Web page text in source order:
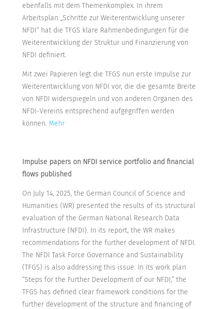
ebenfalls mit dem Themenkomplex. In ihrem
Arbeitsplan „Schritte zur Weiterentwicklung unserer
NFDI“ hat die TFGS klare Rahmenbedingungen für die
Weiterentwicklung der Struktur und Finanzierung von
NFDI definiert.
Mit zwei Papieren legt die TFGS nun erste Impulse zur
Weiterentwicklung von NFDI vor, die die gesamte Breite
von NFDI widerspiegeln und von anderen Organen des
NFDI-Vereins entsprechend aufgegriffen werden
können. Mehr
Impulse papers on NFDI service portfolio and financial
flows published
On July 14, 2025, the German Council of Science and
Humanities (WR) presented the results of its structural
evaluation of the German National Research Data
Infrastructure (NFDI). In its report, the WR makes
recommendations for the further development of NFDI.
The NFDI Task Force Governance and Sustainability
(TFGS) is also addressing this issue. In its work plan
“Steps for the Further Development of our NFDI,” the
TFGS has defined clear framework conditions for the
further development of the structure and financing of